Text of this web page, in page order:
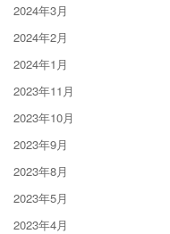
2024年3月
2024年2月
2024年1月
2023年11月
2023年10月
2023年9月
2023年8月
2023年5月
2023年4月